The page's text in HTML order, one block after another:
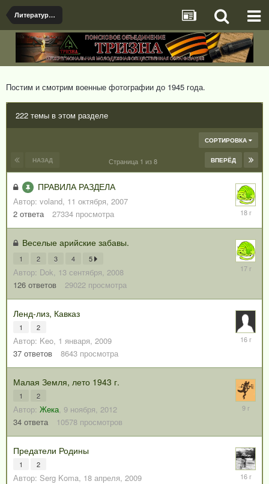
Литература и Кино-Фото документы
Постим и смотрим военные фотографии до 1945 года.
222 темы в этом разделе
СОРТИРОВКА
НАЗАД ВПЕРЁД
Страница 1 из 8
ПРАВИЛА РАЗДЕЛА
Автор: voland, 11 октября, 2007
2 ответа 27334 просмотра
29
2007
Веселые арийские забавы.
1 2 3 4 5
Автор: Dok, 13 сентября, 2008
126 ответов 29022 просмотра
18
Ленд-лиз, Кавказ
1 2
Автор: Keo, 1 января, 2009
37 ответов 8643 просмотра
18
Малая Земля, лето 1943 г.
1 2
Автор: Жека, 9 ноября, 2012
34 ответа 10578 просмотров
Предатели Родины
1 2
Автор: Serg Koma, 18 апреля, 2009